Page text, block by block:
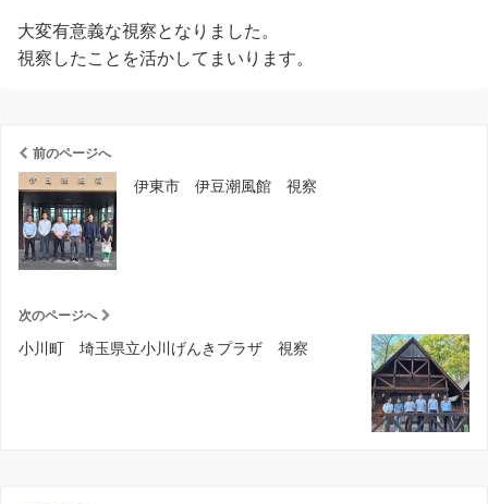
大変有意義な視察となりました。
視察したことを活かしてまいります。
前のページへ
伊東市 伊豆潮風館 視察
次のページへ
小川町 埼玉県立小川げんきプラザ 視察